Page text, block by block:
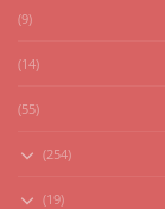
(9)
(14)
(55)
(254)
(19)